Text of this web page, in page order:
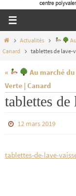
HomeActualités
Canard
tablettes de lave-
«
Au marché du
Verte | Canard
tablettes de
12 mars 2019
tablettes-de-lave-